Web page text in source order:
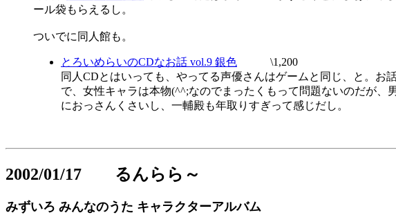
ール袋もらえるし。
ついでに同人館も。
とろいめらいのCDなお話 vol.9 銀色 \1,200
同人CDとはいっても、やってる声優さんはゲームと同じ、と。お
で、女性キャラは本物(^^;なのでまったくもって問題ないのだが
におっさんくさいし、一輔殿も年取りすぎって感じだし。
2002/01/17 るんらら～
みずいろ みんなのうた キャラクターアルバム